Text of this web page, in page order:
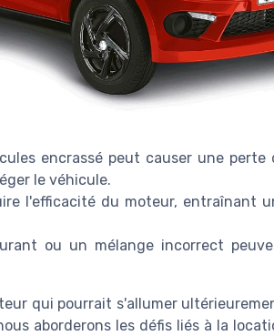
encrassé peut causer une perte
le véhicule.
l'efficacité du moteur, entraînant
ou un mélange incorrect
qui pourrait s'allumer
aborderons les défis liés à la